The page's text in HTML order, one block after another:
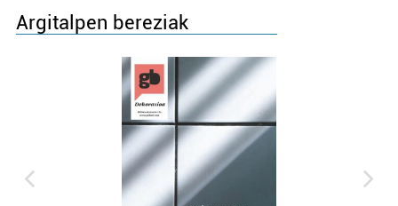
Argitalpen bereziak